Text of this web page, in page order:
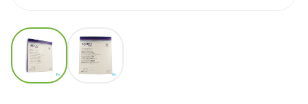
View larger imageView larger image